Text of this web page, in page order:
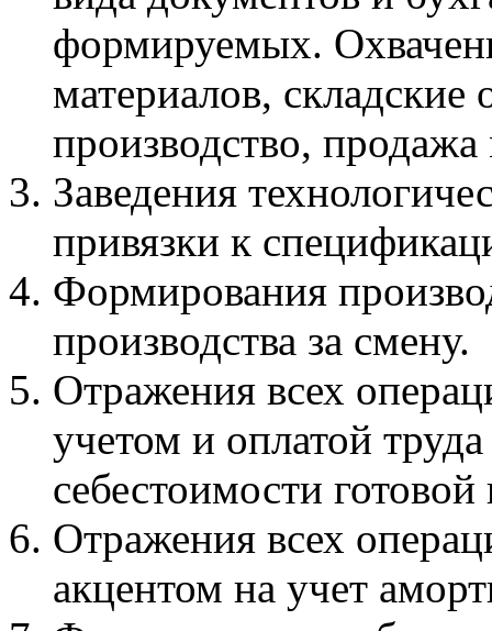
формируемых.
материалов, складские
производство, продажа
Заведения
привязки к
Формирования
производства за смену.
Отражения всех
учетом и оплатой
себестоимости
Отражения всех
акцентом на учет